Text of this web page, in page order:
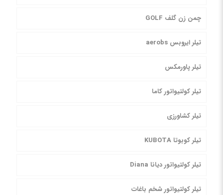
چمن زن گلف GOLF
تیلر ایروبس aerobs
تیلر پاورمکس
تیلر کولتیواتور کاما
تیلر کشاورزی
تیلر کوبوتا KUBOTA
تیلر کولتیواتور دیانا Diana
تیلر کولتیواتور شخم باغات